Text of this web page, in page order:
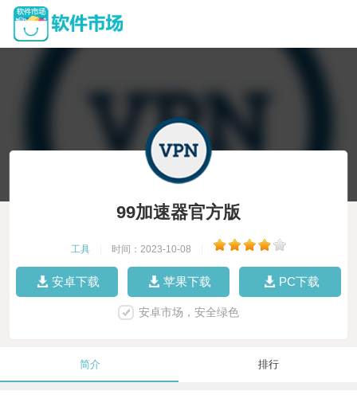
99加速器官方版
工具 时间：2023-10-08
安卓下载 苹果下载 PC下载
安卓市场，安全绿色
简介 排行